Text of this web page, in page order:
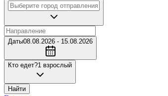
Даты08.08.2026 - 15.08.2026
Кто едет?1 взрослый
Найти